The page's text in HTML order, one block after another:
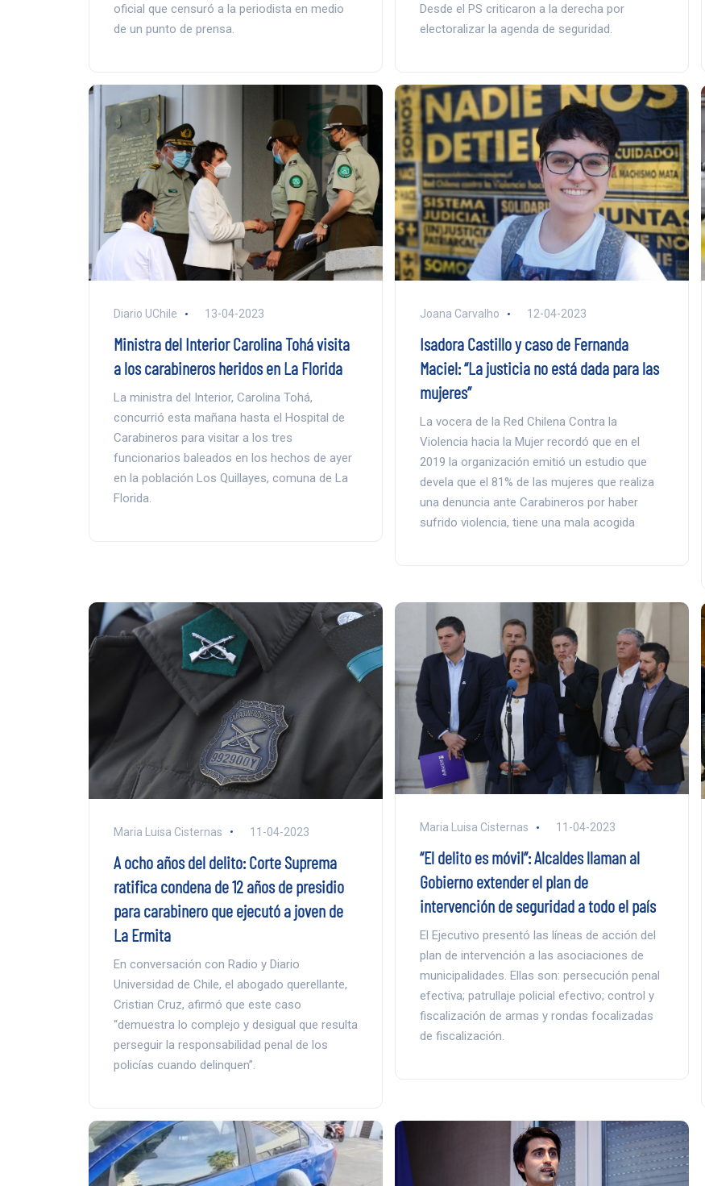
oficial que censuró a la periodista en medio
de un punto de prensa.
Desde el PS criticaron a la derecha por
electoralizar la agenda de seguridad.
Diario UChile 13-04-2023
Ministra del Interior Carolina Tohá visita
a los carabineros heridos en La Florida
La ministra del Interior, Carolina Tohá,
concurrió esta mañana hasta el Hospital de
Carabineros para visitar a los tres
funcionarios baleados en los hechos de ayer
en la población Los Quillayes, comuna de La
Florida.
Joana Carvalho 12-04-2023
Isadora Castillo y caso de Fernanda
Maciel: “La justicia no está dada para las
mujeres”
La vocera de la Red Chilena Contra la
Violencia hacia la Mujer recordó que en el
2019 la organización emitió un estudio que
devela que el 81% de las mujeres que realiza
una denuncia ante Carabineros por haber
sufrido violencia, tiene una mala acogida
Maria Luisa Cisternas 11-04-2023
A ocho años del delito: Corte Suprema
ratifica condena de 12 años de presidio
para carabinero que ejecutó a joven de
La Ermita
En conversación con Radio y Diario
Universidad de Chile, el abogado querellante,
Cristian Cruz, afirmó que este caso
“demuestra lo complejo y desigual que resulta
perseguir la responsabilidad penal de los
policías cuando delinquen”.
Maria Luisa Cisternas 11-04-2023
“El delito es móvil”: Alcaldes llaman al
Gobierno extender el plan de
intervención de seguridad a todo el país
El Ejecutivo presentó las líneas de acción del
plan de intervención a las asociaciones de
municipalidades. Ellas son: persecución penal
efectiva; patrullaje policial efectivo; control y
fiscalización de armas y rondas focalizadas
de fiscalización.